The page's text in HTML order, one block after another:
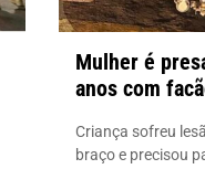
Mulher é
anos com
Criança sofreu
braço e precisou